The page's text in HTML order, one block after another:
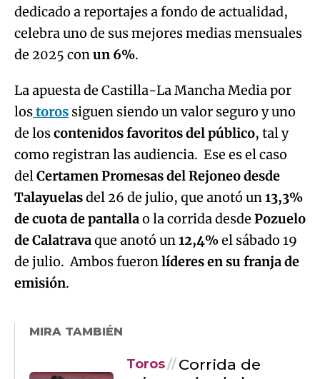
dedicado a reportajes a fondo de actualidad,
celebra uno de sus mejores medias mensuales
de 2025 conun 6%.
La apuesta de Castilla-La Mancha Media por
lostoros siguen siendo un valor seguro y uno
de loscontenidos favoritos del público, tal y
como registran las audiencia. Ese es el caso
delCertamen Promesas del Rejoneo desde
Talayuelasdel 26 de julio, que anotó un13,3%
de cuota de pantallao la corrida desde Pozuelo
de Calatravaque anotó un12,4%el sábado 19
de julio. Ambos fueronlíderes en su franja de
emisión.
MIRA TAMBIÉN
Toros
Corrida de